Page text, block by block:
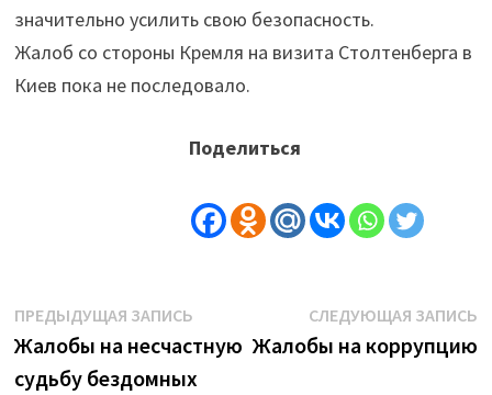
значительно усилить свою безопасность.
Жалоб со стороны Кремля на визита Столтенберга в
Киев пока не последовало.
Поделиться
Навигация
по
ПРЕДЫДУЩАЯ ЗАПИСЬПредыдущая
запись:
Жалобы на несчастную
судьбу бездомных
СЛЕДУЮЩАЯ ЗАПИСЬ
Жалобы на коррупцию